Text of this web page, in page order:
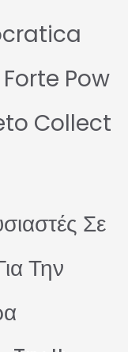
Pow
Collect
Σε
Την